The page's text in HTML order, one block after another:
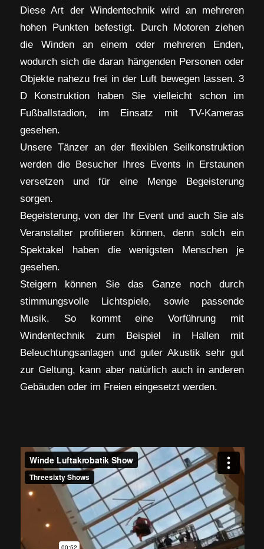
Diese Art der Windentechnik wird an mehreren
hohen Punkten befestigt. Durch Motoren ziehen
die Winden an einem oder mehreren Enden,
wodurch sich die daran hängenden Personen oder
Objekte nahezu frei in der Luft bewegen lassen. 3
D Konstruktion haben Sie vielleicht schon im
Fußballstadion, im Einsatz mit TV-Kameras
gesehen.
Unsere Tänzer an der flexiblen Seilkonstruktion
werden die Besucher Ihres Events in Erstaunen
versetzen und für eine Menge Begeisterung
sorgen.
Begeisterung, von der Ihr Event und auch Sie als
Veranstalter profitieren können, denn solch ein
Spektakel haben die wenigsten Menschen je
gesehen.
Steigern können Sie das Ganze noch durch
stimmungsvolle Lichtspiele, sowie passende
Musik. So kommt eine Vorführung mit
Windentechnik zum Beispiel in Hallen mit
Beleuchtungsanlagen und guter Akustik sehr gut
zur Geltung, kann aber natürlich auch in anderen
Gebäuden oder im Freien eingesetzt werden.